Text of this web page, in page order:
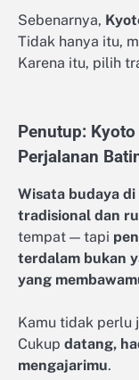
Sebenarnya,
Tidak hanya itu,
Karena itu, pilih
Penutup:
Perjalanan
Wisata budaya
tradisional dan
tempat — tapi
terdalam bukan
yang
Kamu tidak perlu
Cukup datang,
mengajarimu.